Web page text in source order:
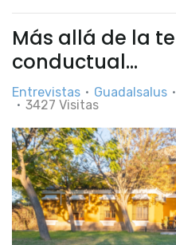
Más allá de la
conductual…
Entrevistas Guadalsalus
3427 Visitas